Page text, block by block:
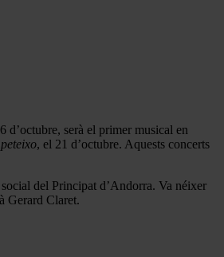
d’octubre, serà el primer musical en
, el 21 d’octubre. Aquests concerts
del Principat d’Andorra. Va néixer
Gerard Claret.